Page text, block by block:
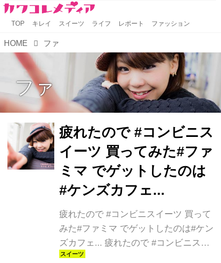
TOP キレイ スイーツ ライフ レポート ファッション
HOME ファ
ファ
疲れたので #コンビニス
イーツ 買ってみた️#ファ
ミマ でゲットしたのは
#ケンズカフェ...
疲れたので #コンビニスイーツ 買って
みた️#ファミマ でゲットしたのは#ケン
ズカフェ... 疲れたので #コンビニスイ
ーツ 買ってみた☺️ #ファミマ でゲット